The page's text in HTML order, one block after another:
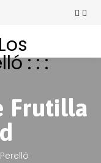
Frutilla